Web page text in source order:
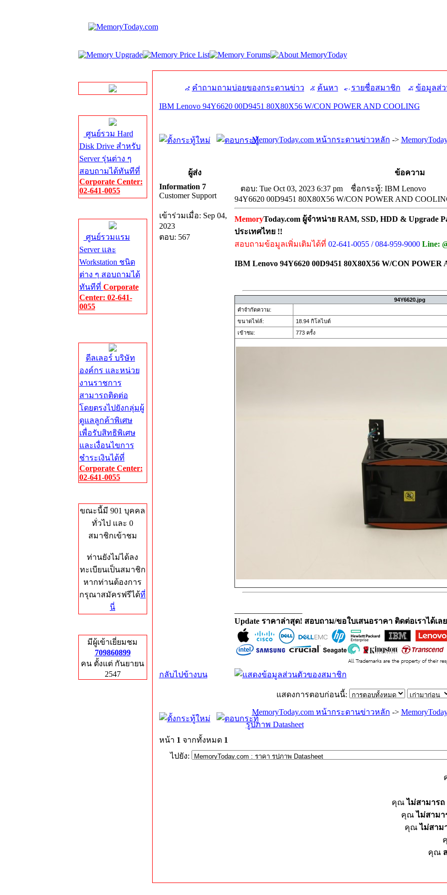
ศูนย์รวม Hard
Disk Drive สำหรับ
Server รุ่นต่าง ๆ
สอบถามได้ทันทีที่
Corporate Center:
02-641-0055
ศูนย์รวมแรม
Server และ
Workstation ชนิด
ต่าง ๆ สอบถามได้
ทันทีที่ Corporate
Center: 02-641-
0055
ดีลเลอร์ บริษัท
องค์กร และหน่วย
งานราชการ
สามารถติดต่อ
โดยตรงไปยังกลุ่มผู้
ดูแลลูกค้าพิเศษ
เพื่อรับสิทธิพิเศษ
และเงื่อนไขการ
ชำระเงินได้ที่
Corporate Center:
02-641-0055
ขณะนี้มี 901 บุคคล
ทั่วไป และ 0
สมาชิกเข้าชม
ท่านยังไม่ได้ลง
ทะเบียนเป็นสมาชิก
หากท่านต้องการ
กรุณาสมัครฟรีได้ที่
นี่
มีผู้เข้าเยี่ยมชม
709860899
คน ตั้งแต่ กันยายน
2547
คำถามถามบ่อยของกระดานข่าว ค้นหา รายชื่อสมาชิก ข้อมูลส่
IBM Lenovo 94Y6620 00D9451 80X80X56 W/CON POWER AND COOLING
MemoryToday.com หน้ากระดานข่าวหลัก ->
ผู้ส่ง
ข้อความ
Information 7
Customer Support
เข้าร่วมเมื่อ: Sep 04,
2023
ตอบ: 567
ตอบ: Tue Oct 03, 2023 6:37 pm
ชื่อกระทู้: IBM Lenovo
94Y6620 00D9451 80X80X56 W/CON POWER AND
MemoryToday.com ผู้จำหน่าย RAM, SSD, HDD & Upgrade
ประเทศไทย !!
สอบถามข้อมูลเพิ่มเติมได้ที่ 02-641-0055 / 084-959-9000 Line:
IBM Lenovo 94Y6620 00D9451 80X80X56 W/CON
94Y6620.jpg
คำจำกัดความ:
ขนาดไฟล์:
18.94 กิโลไบต์
เข้าชม:
773 ครั้ง
Update ราคาล่าสุด! สอบถาม/ขอใบเสนอราคา ติดต่อเราได้เล
กลับไปข้างบน
แสดงการตอบก่อนนี้:
MemoryToday.com หน้ากระดานข่าวหลัก ->
รูปภาพ Datasheet
หน้า 1 จากทั้งหมด 1
ไปยัง:
คุณไม่สามารถ
คุณไม่สามา
คุณไม่สาม
คุณ